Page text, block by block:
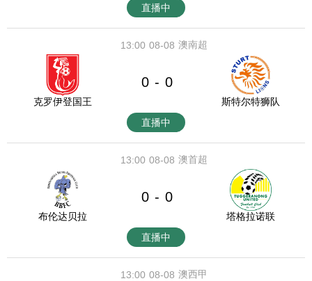
直播中
08-08
13:00 澳南超
克罗伊登国王
0 - 0
斯特尔特狮队
直播中
08-08
13:00 澳首超
布伦达贝拉
0 - 0
塔格拉诺联
直播中
08-08
13:00 澳西甲